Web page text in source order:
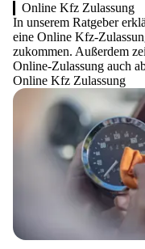
Online Kfz Zulassung
In unserem Ratgeber
eine Online Kfz-
zukommen. Außerdem
Online-Zulassung auch
Online Kfz Zulassung